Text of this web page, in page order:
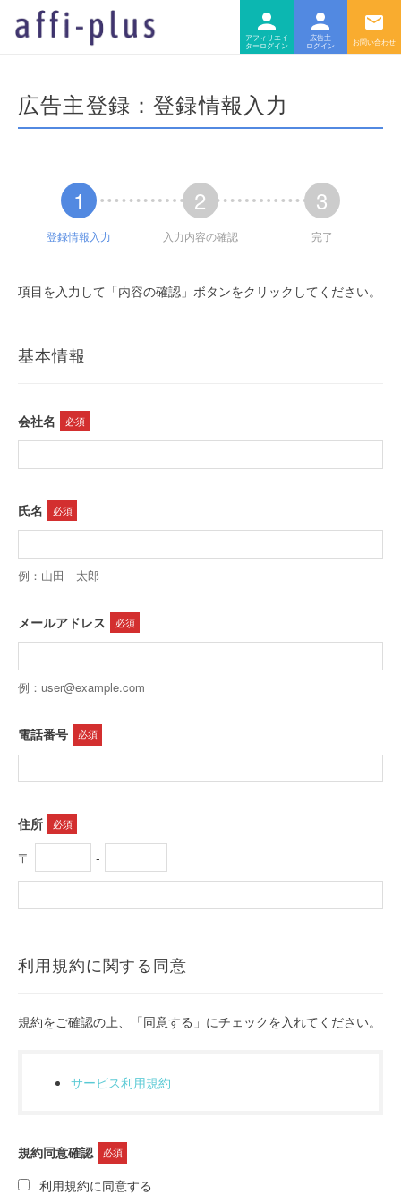
アフィリエイターログ
広告主ロ
広告主登録：登録情報入力
1
登録情報入力
2
入力内容の確認
3
完了
項目を入力して「内容の確認」ボタンをクリックしてください。
基本情報
会社名 必須
氏名 必須
例：山田 太郎
メールアドレス 必須
例：user@example.com
電話番号 必須
住所 必須
〒 ‐
利用規約に関する同意
規約をご確認の上、「同意する」にチェックを入れてください。
サービス利用規約
規約同意確認 必須
利用規約に同意する